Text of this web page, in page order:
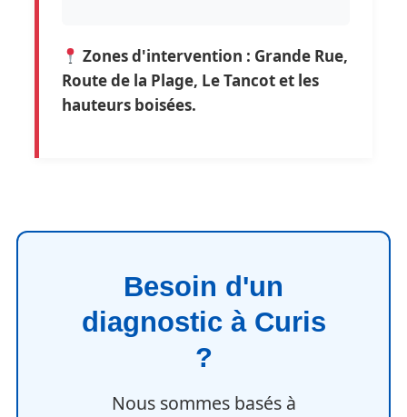
Zones d'intervention : Grande Rue,
Route de la Plage, Le Tancot et les
hauteurs boisées.
Besoin d'un
diagnostic à Curis
?
Nous sommes basés à